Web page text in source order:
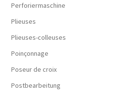
Perforiermaschine
Plieuses
Plieuses-colleuses
Poinçonnage
Poseur de croix
Postbearbeitung